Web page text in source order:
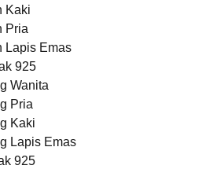
Kaki
Pria
Lapis Emas
925
Wanita
Pria
Kaki
Lapis Emas
925